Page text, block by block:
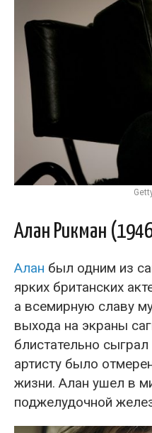
Алан Рикман
Алан был одним из
ярких британских
а всемирную славу
выхода на экраны
блистательно сыграл
артисту было
жизни. Алан ушел в
поджелудочной